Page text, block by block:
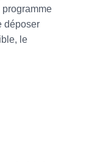
programme
déposer
le